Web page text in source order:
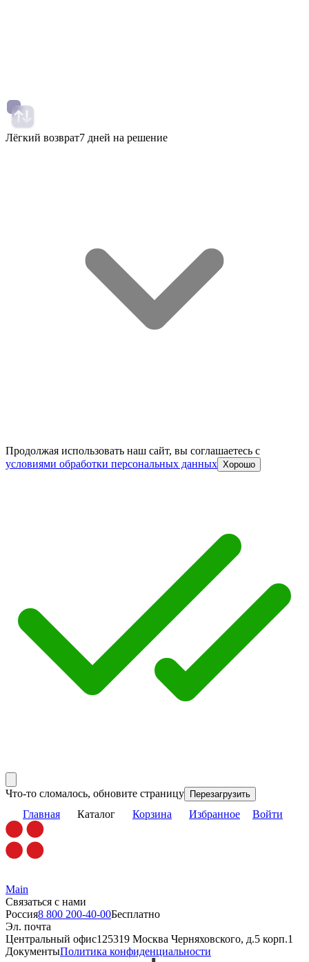
Лёгкий возврат7 дней на решение
Продолжая использовать наш сайт, вы соглашаетесь c
условиями обработки персональных данных Хорошо
Что-то сломалось, обновите страницу Перезагрузить
Главная Каталог Корзина Избранное Войти
Main
Связаться с нами
Россия8 800 200-40-00Бесплатно
Эл. почта
Центральный офис125319 Москва Черняховского, д.5 корп.1
ДокументыПолитика конфиденциальности